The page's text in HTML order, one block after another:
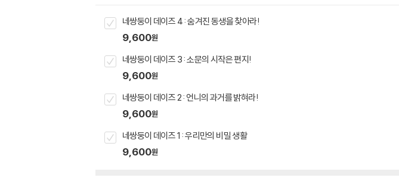
네쌍둥이 데이즈 4 : 숨겨진 동생을 찾아라!
9,600원
네쌍둥이 데이즈 3 : 소문의 시작은 편지!
9,600원
네쌍둥이 데이즈 2 : 언니의 과거를 밝혀라!
9,600원
네쌍둥이 데이즈 1 : 우리만의 비밀 생활
9,600원